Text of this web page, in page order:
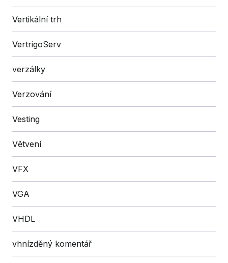
Vertikální trh
VertrigoServ
verzálky
Verzování
Vesting
Větvení
VFX
VGA
VHDL
vhnízděný komentář